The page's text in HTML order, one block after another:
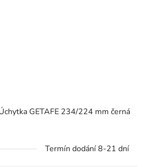
GETAFE 234/224 mm černá
Termín dodání 8-21 dní